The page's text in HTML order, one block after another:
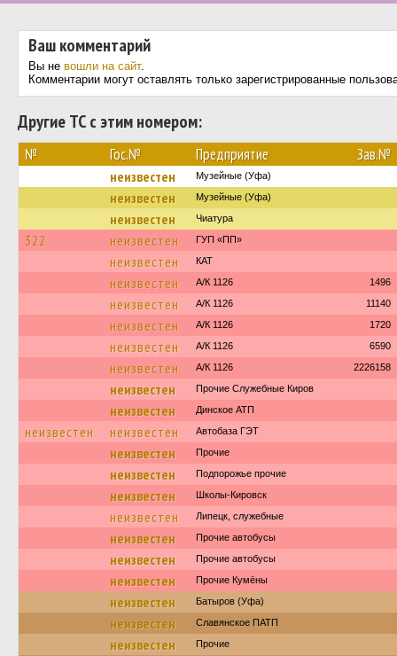
Ваш комментарий
Вы не вошли на сайт.
Комментарии могут оставлять только зарегистрированные
Другие ТС с этим номером:
№ Гос.№ Предприятие Зав.№
неизвестен Музейные (Уфа)
неизвестен Музейные (Уфа)
неизвестен Чиатура
322 неизвестен ГУП «ПП»
неизвестен КАТ
неизвестен А/К 1126 1496
неизвестен А/К 1126 11140
неизвестен А/К 1126 1720
неизвестен А/К 1126 6590
неизвестен А/К 1126 2226158
неизвестен Прочие Служебные Киров
неизвестен Динское АТП
неизвестен неизвестен Автобаза ГЭТ
неизвестен Прочие
неизвестен Подпорожье прочие
неизвестен Школы-Кировск
неизвестен Липецк, служебные
неизвестен Прочие автобусы
неизвестен Прочие автобусы
неизвестен Прочие Кумёны
неизвестен Батыров (Уфа)
неизвестен Славянское ПАТП
неизвестен Прочие